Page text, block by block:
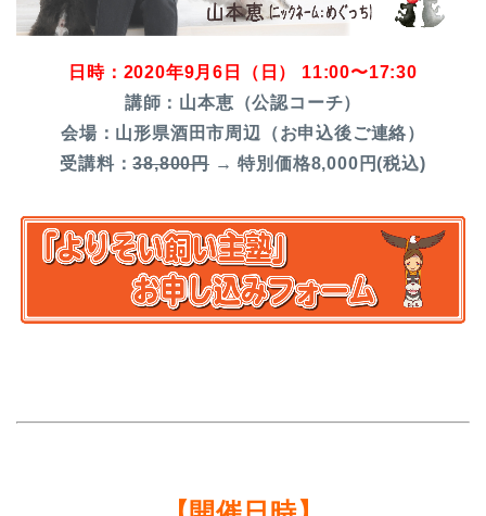
日時：2020年9月6日（日） 11:00〜17:30
講師：山本恵（公認コーチ）
会場：山形県酒田市周辺（お申込後ご連絡）
受講料：38,800円 → 特別価格8,000円(税込)